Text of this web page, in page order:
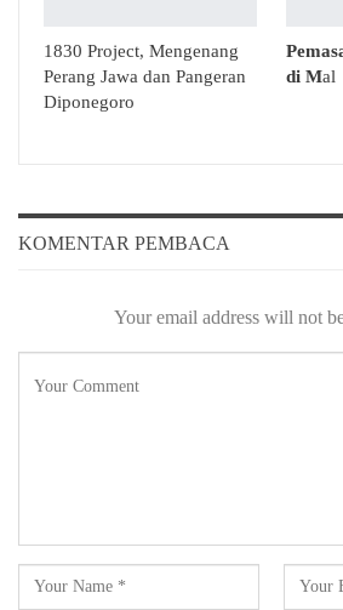
1830 Project, Mengenang
Perang Jawa dan Pangeran
Diponegoro
di Mal
KOMENTAR PEMBACA
Your email address will not